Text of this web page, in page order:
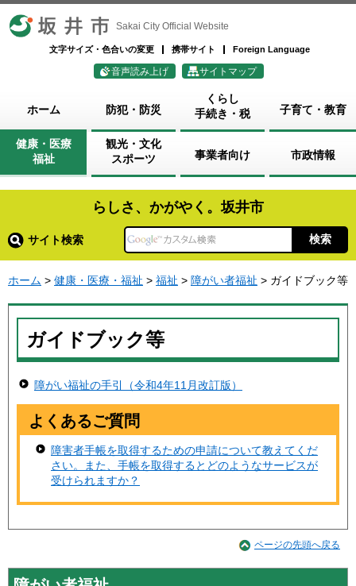
坂井市 Sakai City Official Website
文字サイズ・色合いの変更 携帯サイト Foreign Language
音声読み上げ サイトマップ
ホーム 防犯・防災
くらし
手続き・税
子育て・教育
健康・医療
福祉
観光・文化
スポーツ
事業者向け 市政情報
らしさ、かがやく。坂井市
サイト検索
ホーム > 健康・医療・福祉 > 福祉 > 障がい者福祉 > ガイドブック等
ガイドブック等
障がい福祉の手引（令和4年11月改訂版）
よくあるご質問
障害者手帳を取得するための申請について教えてくだ
さい。また、手帳を取得するとどのようなサービスが
受けられますか？
ページの先頭へ戻る